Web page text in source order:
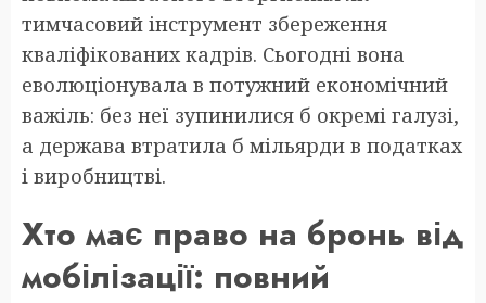
тимчасовий інструмент збереження
кваліфікованих кадрів. Сьогодні вона
еволюціонувала в потужний економічний
важіль: без неї зупинилися б окремі галузі,
а держава втратила б мільярди в податках
і виробництві.
Хто має право на бронь від
мобілізації: повний